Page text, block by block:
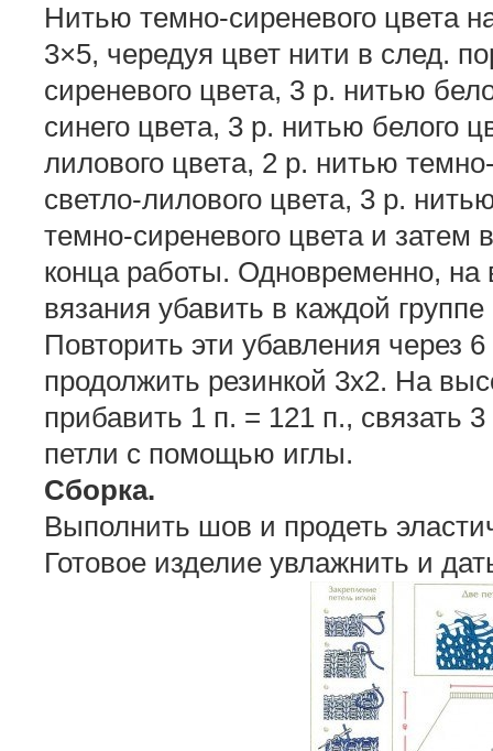
Нитью темно-сиреневого цвета
3×5, чередуя цвет нити в след.
сиреневого цвета, 3 р. нитью
синего цвета, 3 р. нитью белого
лилового цвета, 2 р. нитью
светло-лилового цвета, 3 р.
темно-сиреневого цвета и затем
конца работы. Одновременно, на
вязания убавить в каждой
Повторить эти убавления через
продолжить резинкой 3х2. На
прибавить 1 п. = 121 п., связать
петли с помощью иглы.
Сборка.
Выполнить шов и продеть
Готовое изделие увлажнить и